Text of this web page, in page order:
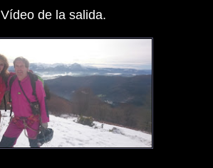
Vídeo de la salida.